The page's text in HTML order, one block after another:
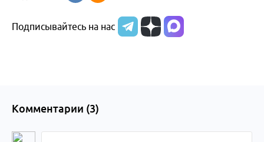
Подписывайтесь на нас
Комментарии (3)